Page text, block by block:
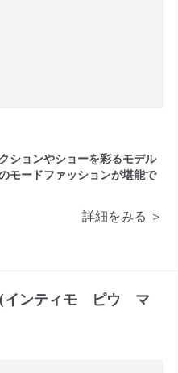
ションやショーを彩るモデル
モードファッションが堪能で
詳細をみる ＞
インティモ ピウ マ